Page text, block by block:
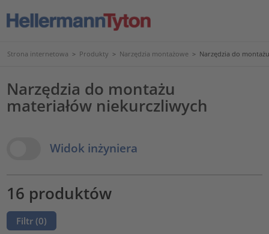
Strona internetowa > Produkty > Narzędzia montażowe > Narzędzia do
Narzędzia do montażu
materiałów niekurczliwych
View OptionsWidok inżyniera
16 produktów
Filtr (0)